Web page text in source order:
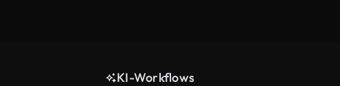
KI-Workflows